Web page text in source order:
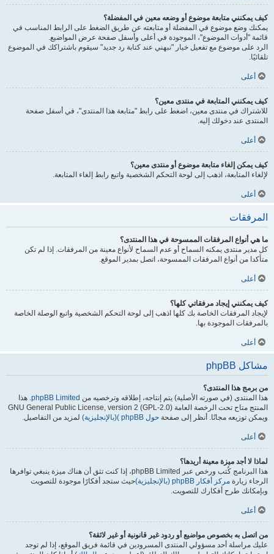
كيف يمكنني متابعة موضوع أو وضعه معين في المفضلة؟
يمكنك وضع موضوع في المفضلة أو متابعته عن طريق الضغط على الرابط المناسب في
قائمة "أدوات الموضوع"، الموجودة في أعلى وأسفل صفحة عرض المواضيع.
الرد على موضوع مع تفعيل خيار "نبهني عند كتابة رد جديد" سيقوم باشتراكك في الموضوع
تلقائيًا.
أعلى
كيف يمكنني المتابعة في منتدى معين؟
للاشتراك في منتدى معين، اضغط على رابط "متابعة هذا المنتدى"، في أسفل صفحة
المنتدى عند دخولك إليه.
أعلى
كيف يمكن إلغاء متابعة موضوع أو منتدى معين؟
لإلغاء المتابعة، اذهب إلى لوحة التحكم الشخصية واتبع رابط إلغاء المتابعة.
أعلى
المرفقات
ما هي أنواع المرفقات الممسوحة في هذا المنتدى؟
كل مدير منتدى يمكنه السماح أو عدم السماح لأنواع معينة من المرفقات. إذا لم تكن
متأكدا من أنواع المرفقات الممسوحة، اتصل بمدير الموقع.
أعلى
كيف يمكنني إيجاد مرفقاتي كلها؟
لإيجاد المرفقات الخاصة بك كلها اذهب إلى لوحة التحكم الشخصية واتبع الوصلة الخاصة
بالمرفقات الموجودة بها.
أعلى
مشاكل phpBB
من برمج هذا المنتدى؟
هذا المنتدى (في صورته الأصلية) يتم إنتاجه، إطلاقه وترخصيه من phpBB Limited. هذا
المنتج متاح تحت الرخصة العامة GNU General Public License, version 2 (GPL-2.0)
ويمكن توزيعه مجانًا. أنظر إلى صفحة حول phpBB )(بالإنجليزية) لمزيد من التفاصيل.
أعلى
لماذا لا أجد ميزة معينة أريدها؟
هذا البرنامج كُتب ورخص عبر phpBB Limited، إذا كنت تثق أن هناك ميزة ينبغي توافرها
الرجاء زيارة مركز أفكار phpBB (بالإنجليزية)
حيث ستجد أفكارًا موجودة للتصويت
وبإمكانك طرح أفكارك للتصويت.
أعلى
من اتصل به بخصوص مواضيع أو ردود غير قانونية أو غير لائقة؟
عليك مراسلة أحد مسؤولي المنتدى المسرودين في قائمة فريق الموقع، إذا لم توجد